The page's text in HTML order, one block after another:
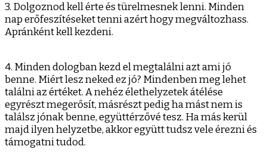
3. Dolgoznod kell érte és türelmesnek lenni. Minden
nap erőfeszítéseket tenni azért hogy megváltozhass.
Apránként kell kezdeni.
4. Minden dologban kezd el megtalálni azt ami jó
benne. Miért lesz neked ez jó? Mindenben meg lehet
találni az értéket. A nehéz élethelyzetek átélése
egyrészt megerősít, másrészt pedig ha mást nem is
találsz jónak benne, együttérzővé tesz. Ha más kerül
majd ilyen helyzetbe, akkor együtt tudsz vele érezni és
támogatni tudod.